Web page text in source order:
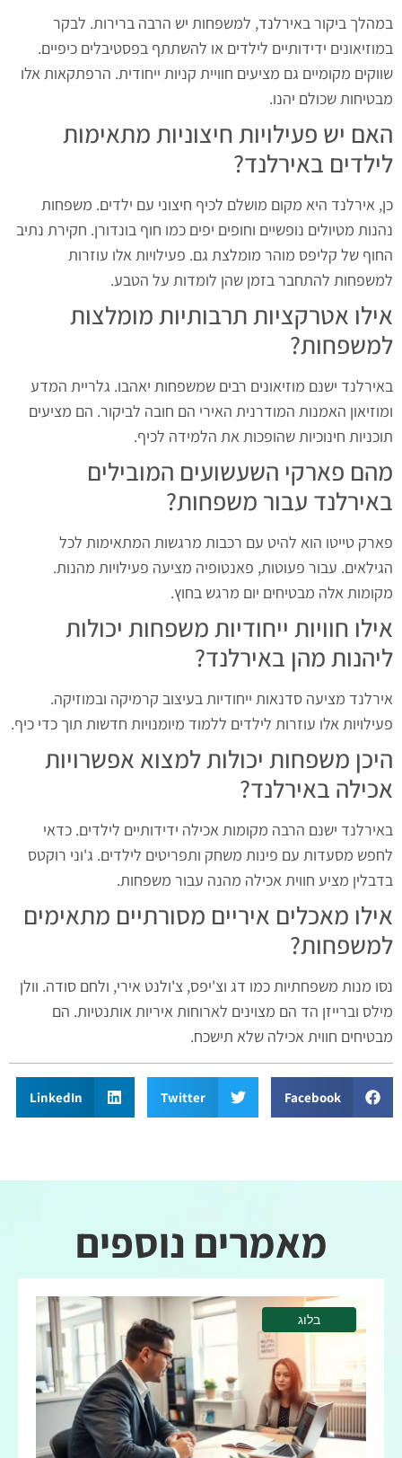
במהלך ביקור באירלנד, למשפחות יש הרבה ברירות. לבקר
במוזיאונים ידידותיים לילדים או להשתתף בפסטיבלים כיפיים.
שווקים מקומיים גם מציעים חוויית קניות ייחודית. הרפתקאות אלו
מבטיחות שכולם יהנו.
האם יש פעילויות חיצוניות מתאימות
לילדים באירלנד?
כן, אירלנד היא מקום מושלם לכיף חיצוני עם ילדים. משפחות
נהנות מטיולים נופשיים וחופים יפים כמו חוף בונדורן. חקירת נתיב
החוף של קליפס מוהר מומלצת גם. פעילויות אלו עוזרות
למשפחות להתחבר בזמן שהן לומדות על הטבע.
אילו אטרקציות תרבותיות מומלצות
למשפחות?
באירלנד ישנם מוזיאונים רבים שמשפחות יאהבו. גלריית המדע
ומוזיאון האמנות המודרנית האירי הם חובה לביקור. הם מציעים
תוכניות חינוכיות שהופכות את הלמידה לכיף.
מהם פארקי השעשועים המובילים
באירלנד עבור משפחות?
פארק טייטו הוא להיט עם רכבות מרגשות המתאימות לכל
הגילאים. עבור פעוטות, פאנטופיה מציעה פעילויות מהנות.
מקומות אלה מבטיחים יום מרגש בחוץ.
אילו חוויות ייחודיות משפחות יכולות
ליהנות מהן באירלנד?
אירלנד מציעה סדנאות ייחודיות בעיצוב קרמיקה ובמוזיקה.
פעילויות אלו עוזרות לילדים ללמוד מיומנויות חדשות תוך כדי כיף.
היכן משפחות יכולות למצוא אפשרויות
אכילה באירלנד?
באירלנד ישנם הרבה מקומות אכילה ידידותיים לילדים. כדאי
לחפש מסעדות עם פינות משחק ותפריטים לילדים. ג'וני רוקטס
בדבלין מציע חווית אכילה מהנה עבור משפחות.
אילו מאכלים איריים מסורתיים מתאימים
למשפחות?
נסו מנות משפחתיות כמו דג וצ'יפס, צ'ולנט אירי, ולחם סודה. וולן
מילס וברייזן הד הם מצוינים לארוחות איריות אותנטיות. הם
מבטיחים חווית אכילה שלא תישכח.
Facebook
Twitter
LinkedIn
מאמרים נוספים
בלוג